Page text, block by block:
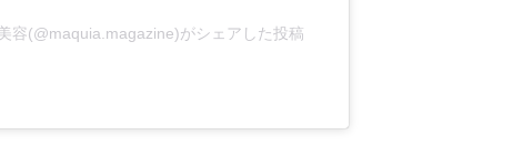
容(@maquia.magazine)がシェアした投稿